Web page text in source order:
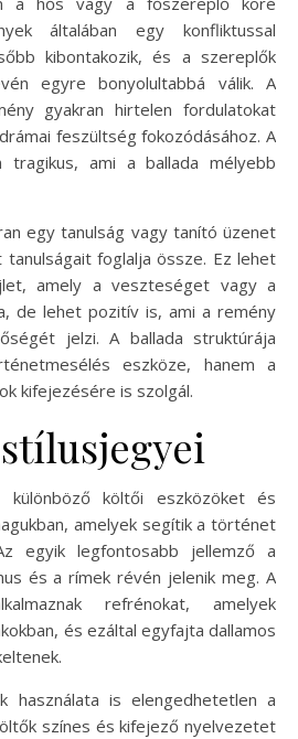
általában egy konfliktussal
kibontakozik, és a szereplők
egyre bonyolultabbá válik. A
gyakran hirtelen fordulatokat
feszültség fokozódásához. A
tragikus, ami a ballada mélyebb
egy tanulság vagy tanító üzenet
foglalja össze. Ez lehet
amely a veszteséget vagy a
de lehet pozitív is, ami a remény
jelzi. A ballada struktúrája
eszköze, hanem a
kifejezésére is szolgál.
különböző költői eszközöket és
amelyek segítik a történet
egyik legfontosabb jellemző a
és a rímek révén jelenik meg. A
refrénokat, amelyek
és ezáltal egyfajta dallamos
használata is elengedhetetlen a
színes és kifejező nyelvezetet